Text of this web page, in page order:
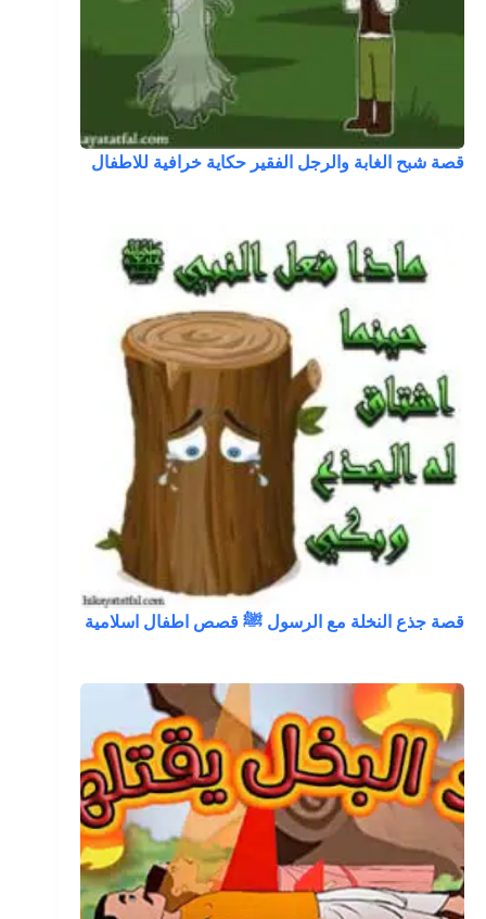
قصة شبح الغابة والرجل الفقير حكاية خرافية للاطفال
قصة جذع النخلة مع الرسول ﷺ قصص اطفال اسلامية